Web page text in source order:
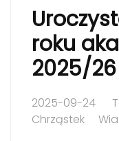
roku
2025/26
2025-09-24
Chrząstek